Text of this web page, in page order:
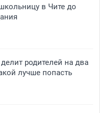
в Чите до
родителей на два
лучше попасть